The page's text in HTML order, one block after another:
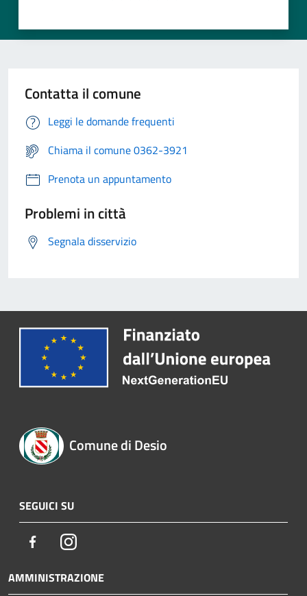
Contatta il comune
Leggi le domande frequenti
Chiama il comune 0362-3921
Prenota un appuntamento
Problemi in città
Segnala disservizio
Comune di Desio
SEGUICI SU
FacebookInstagram
AMMINISTRAZIONE